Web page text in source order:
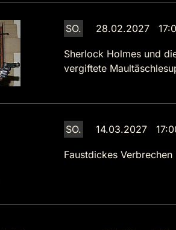
SO. 28.02.2027
Sherlock Holmes und
vergiftete
SO. 14.03.2027
Faustdickes Verbrechen